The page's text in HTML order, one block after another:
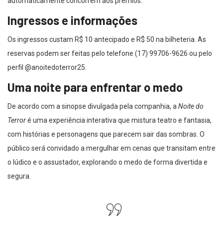
Ingressos e informações
Os ingressos custam R$ 10 antecipado e R$ 50 na bilheteria. As
reservas podem ser feitas pelo telefone (17) 99706-9626 ou pelo
perfil @‌anoitedoterror25.
Uma noite para enfrentar o medo
De acordo com a sinopse divulgada pela companhia, aNoite do
Terroré uma experiência interativa que mistura teatro e fantasia,
com histórias e personagens que parecem sair das sombras. O
público será convidado a mergulhar em cenas que transitam entre
o lúdico e o assustador, explorando o medo de forma divertida e
segura.